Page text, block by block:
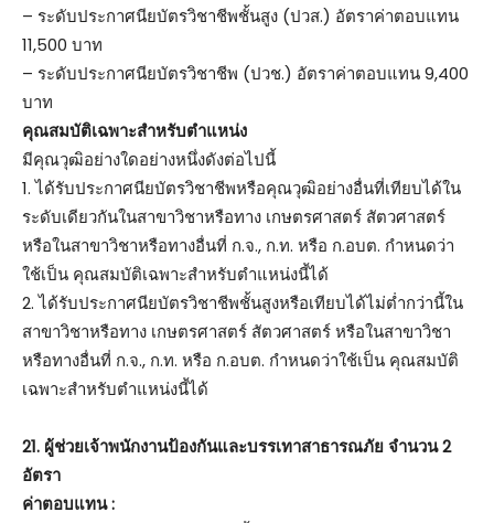
– ระดับประกาศนียบัตรวิชาชีพชั้นสูง (ปวส.) อัตราค่าตอบแทน
11,500 บาท
– ระดับประกาศนียบัตรวิชาชีพ (ปวช.) อัตราค่าตอบแทน 9,400
บาท
คุณสมบัติเฉพาะสำหรับตำแหน่ง
มีคุณวุฒิอย่างใดอย่างหนึ่งดังต่อไปนี้
1. ได้รับประกาศนียบัตรวิชาชีพหรือคุณวุฒิอย่างอื่นที่เทียบได้ใน
ระดับเดียวกันในสาขาวิชาหรือทาง เกษตรศาสตร์ สัตวศาสตร์
หรือในสาขาวิชาหรือทางอื่นที่ ก.จ., ก.ท. หรือ ก.อบต. กำหนดว่า
ใช้เป็น คุณสมบัติเฉพาะสำหรับตำแหน่งนี้ได้
2. ได้รับประกาศนียบัตรวิชาชีพชั้นสูงหรือเทียบได้ไม่ต่ำกว่านี้ใน
สาขาวิชาหรือทาง เกษตรศาสตร์ สัตวศาสตร์ หรือในสาขาวิชา
หรือทางอื่นที่ ก.จ., ก.ท. หรือ ก.อบต. กำหนดว่าใช้เป็น คุณสมบัติ
เฉพาะสำหรับตำแหน่งนี้ได้
21. ผู้ช่วยเจ้าพนักงานป้องกันและบรรเทาสาธารณภัย จำนวน 2
อัตรา
ค่าตอบแทน :